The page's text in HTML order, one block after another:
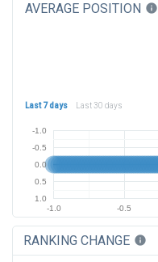
AVERAGE POSITION info
Last 7 days Last 30 days
-1.0 -0.5
-1.0
-0.5
0.0
0.5
1.0
RANKING CHANGE info